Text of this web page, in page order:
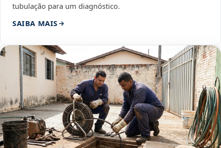
tubulação para um diagnóstico.
SAIBA MAIS